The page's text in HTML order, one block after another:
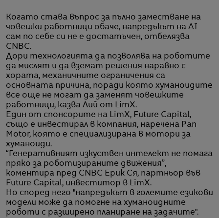
Когато става въпрос за пълно заместване на
човешки работници обаче, напредъкът на AI
сам по себе си не е достатъчен, oтбелязва
CNBC.
Дори технологията да позволява на роботите
да мислят и да вземат решения наравно с
хората, механичните ограничения са
основната причина, поради която хуманоидите
все още не могат да заменят човешките
работници, казва Лий от LimX.
Един от спонсорите на LimX, Future Capital,
също е инвестирал в компания, наречена Pan
Motor, която е специализирана в мотори за
хуманоиди.
“Генеративният изкуствен интелект не помага
пряко за роботизираните движения”,
коментира пред CNBC Ерик Ся, партньор във
Future Capital, инвеститор в LimX.
Но според него "напредъкът в големите езикови
модели може да помогне на хуманоидните
роботи с разширено планиране на задачите".